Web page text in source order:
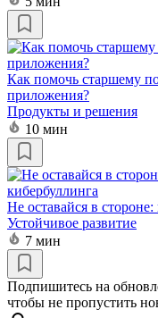
Как помочь старшему
приложения?
Продукты и решения
10 мин
Не оставайся в
Устойчивое развитие
7 мин
Подпишитесь на
чтобы не пропустить